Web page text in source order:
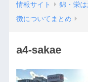
情報サイト
錦・栄
徴についてまとめ
a4-sakae